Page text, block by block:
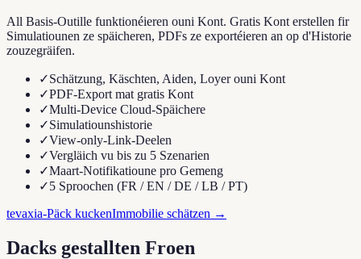
All Basis-Outille funktionéieren ouni Kont. Gratis Kont erstellen fir
Simulatiounen ze späicheren, PDFs ze exportéieren an op d'Historie
zouzegräifen.
✓Schätzung, Käschten, Aiden, Loyer ouni Kont
✓PDF-Export mat gratis Kont
✓Multi-Device Cloud-Späichere
✓Simulatiounshistorie
✓View-only-Link-Deelen
✓Vergläich vu bis zu 5 Szenarien
✓Maart-Notifikatioune pro Gemeng
✓5 Sproochen (FR / EN / DE / LB / PT)
tevaxia-Päck kuckenImmobilie schätzen →
Dacks gestallten Froen